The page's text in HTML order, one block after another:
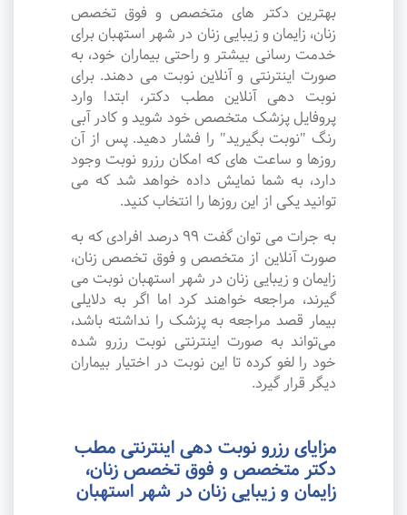
بهترین دکتر های متخصص و فوق تخصص
زنان، زایمان و زیبایی زنان در شهر استهبان برای
خدمت رسانی بیشتر و راحتی بیماران خود، به
صورت اینترنتی و آنلاین نوبت می دهند. برای
نوبت دهی آنلاین مطب دکتر، ابتدا وارد
پروفایل پزشک متخصص خود شوید و کادر آبی
رنگ "نوبت بگیرید" را فشار دهید. پس از آن
روزها و ساعت های که امکان رزرو نوبت وجود
دارد، به شما نمایش داده خواهد شد که می
توانید یکی از این روزها را انتخاب کنید.
به جرات می‌ توان گفت ۹۹ درصد افرادی که به
صورت آنلاین از متخصص و فوق تخصص زنان،
زایمان و زیبایی زنان در شهر استهبان نوبت می
گیرند، مراجعه خواهند کرد اما اگر به دلایلی
بیمار قصد مراجعه به پزشک را نداشته باشد،
می‌تواند به صورت اینترنتی نوبت رزرو شده
خود را لغو کرده تا این نوبت در اختیار بیماران
دیگر قرار گیرد.
مزایای رزرو نوبت دهی اینترنتی مطب
دکتر متخصص و فوق تخصص زنان،
زایمان و زیبایی زنان در شهر استهبان